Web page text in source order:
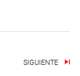
SIGUIENTE